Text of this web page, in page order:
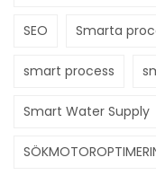
SEO Smarta
smart process
Smart Water Supply